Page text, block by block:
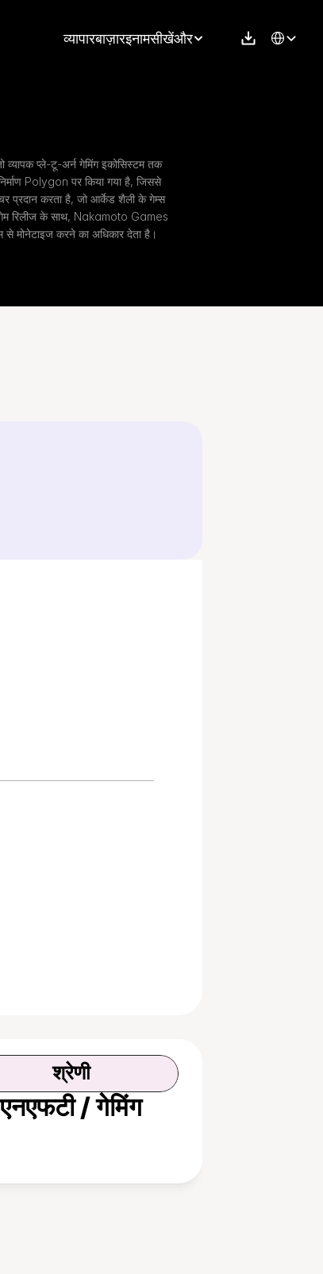
व्यापारबाज़ारइनामसीखेंऔर Select
प्ले-टू-अर्न गेमिंग इकोसिस्टम तक
Polygon पर किया गया है, जिससे
प्रदान करता है, जो आर्केड शैली के गेम्स
रिलीज के साथ, Nakamoto Games
से मोनेटाइज करने का अधिकार देता है।
श्रेणी
एनएफटी / गेमिंग